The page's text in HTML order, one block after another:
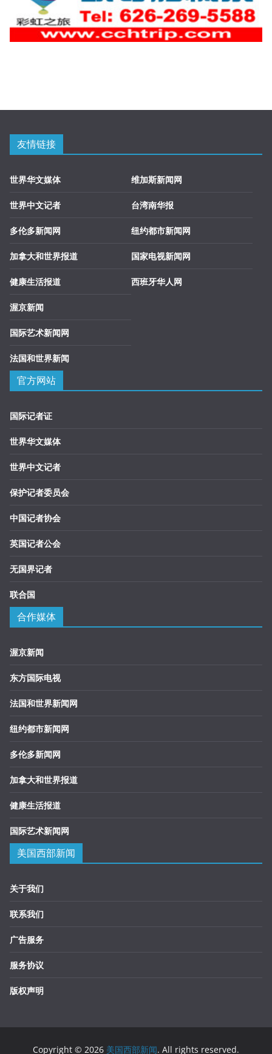
友情链接
世界华文媒体
世界中文记者
多伦多新闻网
加拿大和世界报道
健康生活报道
渥京新闻
国际艺术新闻网
法国和世界新闻
维加斯新闻网
台湾南华报
纽约都市新闻网
国家电视新闻网
西班牙华人网
官方网站
国际记者证
世界华文媒体
世界中文记者
保护记者委员会
中国记者协会
英国记者公会
无国界记者
联合国
合作媒体
渥京新闻
东方国际电视
法国和世界新闻网
纽约都市新闻网
多伦多新闻网
加拿大和世界报道
健康生活报道
国际艺术新闻网
美国西部新闻
关于我们
联系我们
广告服务
服务协议
版权声明
Copyright © 2026 美国西部新闻. All rights reserved.